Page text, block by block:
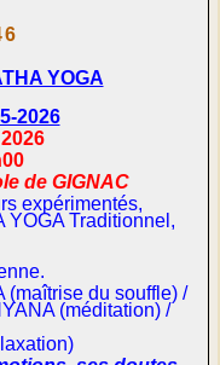
YOGA
2026
de GIGNAC
expérimentés,
YOGA Traditionnel,
(maîtrise du souffle) /
(méditation) /